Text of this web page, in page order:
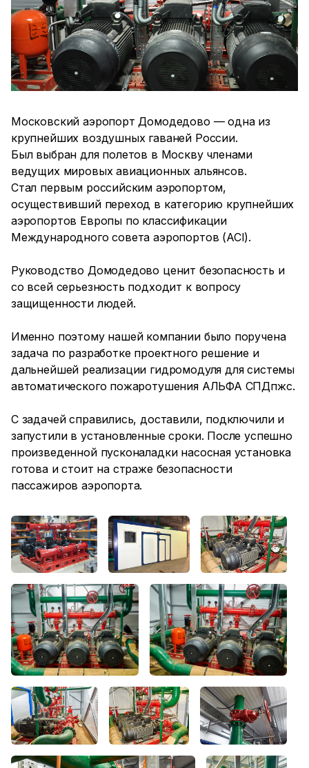
Московский аэропорт Домодедово — одна из
крупнейших воздушных гаваней России.
Был выбран для полетов в Москву членами
ведущих мировых авиационных альянсов.
Стал первым российским аэропортом,
осуществивший переход в категорию крупнейших
аэропортов Европы по классификации
Международного совета аэропортов (ACI).
Руководство Домодедово ценит безопасность и
со всей серьезность подходит к вопросу
защищенности людей.
Именно поэтому нашей компании было поручена
задача по разработке проектного решение и
дальнейшей реализации гидромодуля для системы
автоматического пожаротушения АЛЬФА СПДпжс.
С задачей справились, доставили, подключили и
запустили в установленные сроки. После успешно
произведенной пусконаладки насосная установка
готова и стоит на страже безопасности
пассажиров аэропорта.